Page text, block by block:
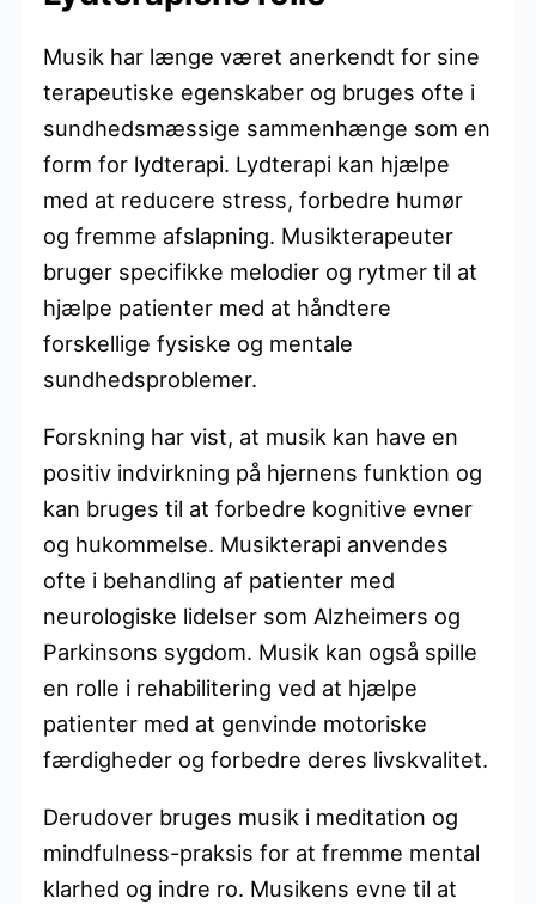
Musik har længe været anerkendt for sine
terapeutiske egenskaber og bruges ofte i
sundhedsmæssige sammenhænge som en
form for lydterapi. Lydterapi kan hjælpe
med at reducere stress, forbedre humør
og fremme afslapning. Musikterapeuter
bruger specifikke melodier og rytmer til at
hjælpe patienter med at håndtere
forskellige fysiske og mentale
sundhedsproblemer.
Forskning har vist, at musik kan have en
positiv indvirkning på hjernens funktion og
kan bruges til at forbedre kognitive evner
og hukommelse. Musikterapi anvendes
ofte i behandling af patienter med
neurologiske lidelser som Alzheimers og
Parkinsons sygdom. Musik kan også spille
en rolle i rehabilitering ved at hjælpe
patienter med at genvinde motoriske
færdigheder og forbedre deres livskvalitet.
Derudover bruges musik i meditation og
mindfulness-praksis for at fremme mental
klarhed og indre ro. Musikens evne til at